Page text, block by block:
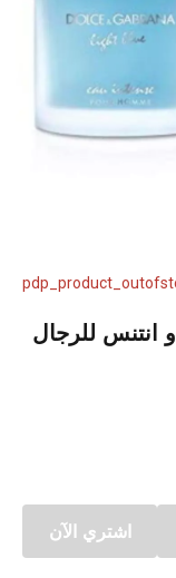
انتنس للرجال
اشتري الآن